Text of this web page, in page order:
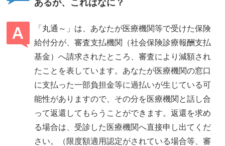
あるが、これはなに？
「丸通～」は、あなたが医療機関等で受けた保険
給付分が、審査支払機関（社会保険診療報酬支払
基金）へ請求されたところ、審査により減額され
たことを表しています。あなたが医療機関の窓口
に支払った一部負担金等に過払いが生じている可
能性がありますので、その分を医療機関と話し合
って返還してもらうことができます。返還を求め
る場合は、受診した医療機関へ直接申し出てくだ
さい。（限度額適用認定がされている場合等、審